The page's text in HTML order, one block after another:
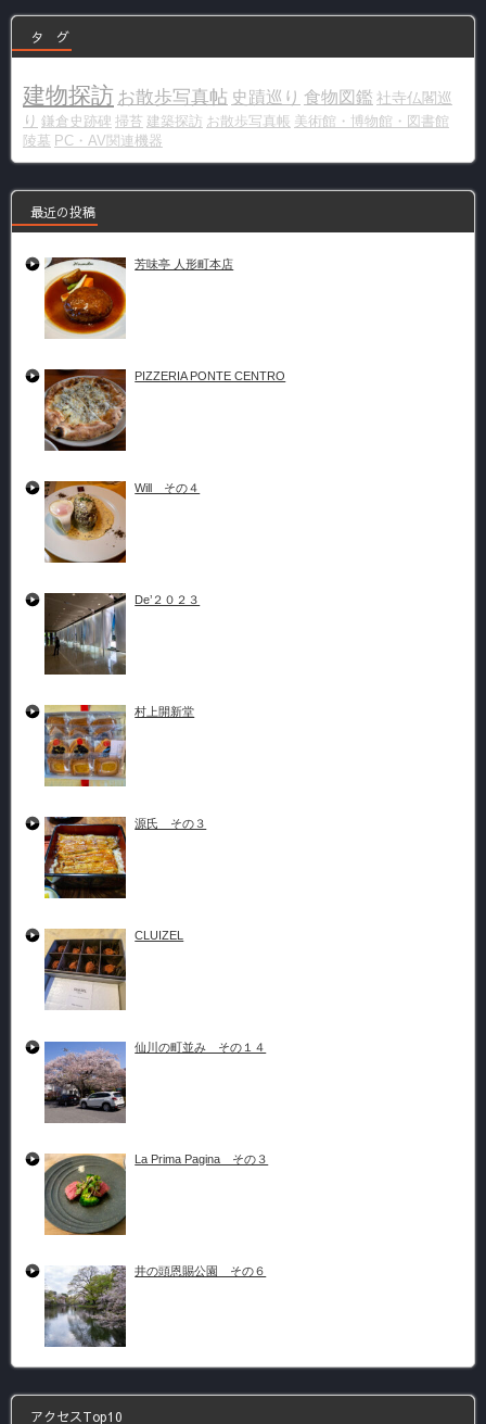
タ グ
建物探訪 お散歩写真帖 史蹟巡り 食物図鑑 社寺仏閣巡
り 鎌倉史跡碑 掃苔 建築探訪 お散歩写真帳 美術館・博物館・図書館
陵墓 PC・AV関連機器
最近の投稿
芳味亭 人形町本店
PIZZERIA PONTE CENTRO
Will その４
De’２０２３
村上開新堂
源氏 その３
CLUIZEL
仙川の町並み その１４
La Prima Pagina その３
井の頭恩賜公園 その６
アクセスTop10